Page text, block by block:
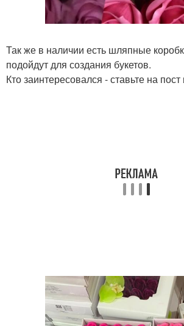
Так же в наличии есть шляпные
подойдут для создания букетов.
Кто заинтересовался - ставьте на